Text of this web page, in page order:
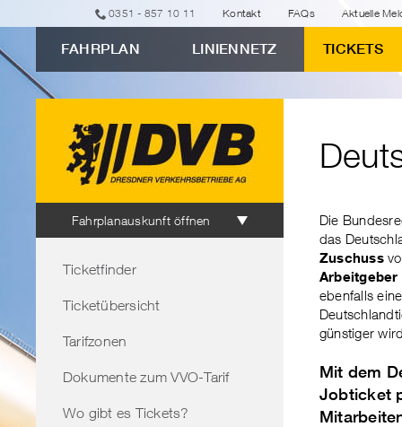
Verbindungssuche
"Deutschlandticket
Jobticket"
0351 - 857 10 11 Kontakt FAQs Aktuelle
FAHRPLAN LINIENNETZ TICKETS
Fahrplanauskunft öffnen
Ticketfinder
Ticketübersicht
Tarifzonen
Dokumente zum VVO-Tarif
Wo gibt es Tickets?
Die
das
Zuschuss
Arbeitgeber
ebenfalls
günstiger
Mit dem
Jobticket